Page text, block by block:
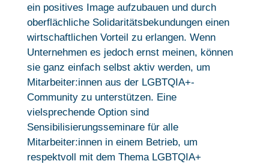
ein positives Image aufzubauen und durch
oberflächliche Solidaritätsbekundungen einen
wirtschaftlichen Vorteil zu erlangen. Wenn
Unternehmen es jedoch ernst meinen, können
sie ganz einfach selbst aktiv werden, um
Mitarbeiter:innen aus der LGBTQIA+-
Community zu unterstützen. Eine
vielsprechende Option sind
Sensibilisierungsseminare für alle
Mitarbeiter:innen in einem Betrieb, um
respektvoll mit dem Thema LGBTQIA+